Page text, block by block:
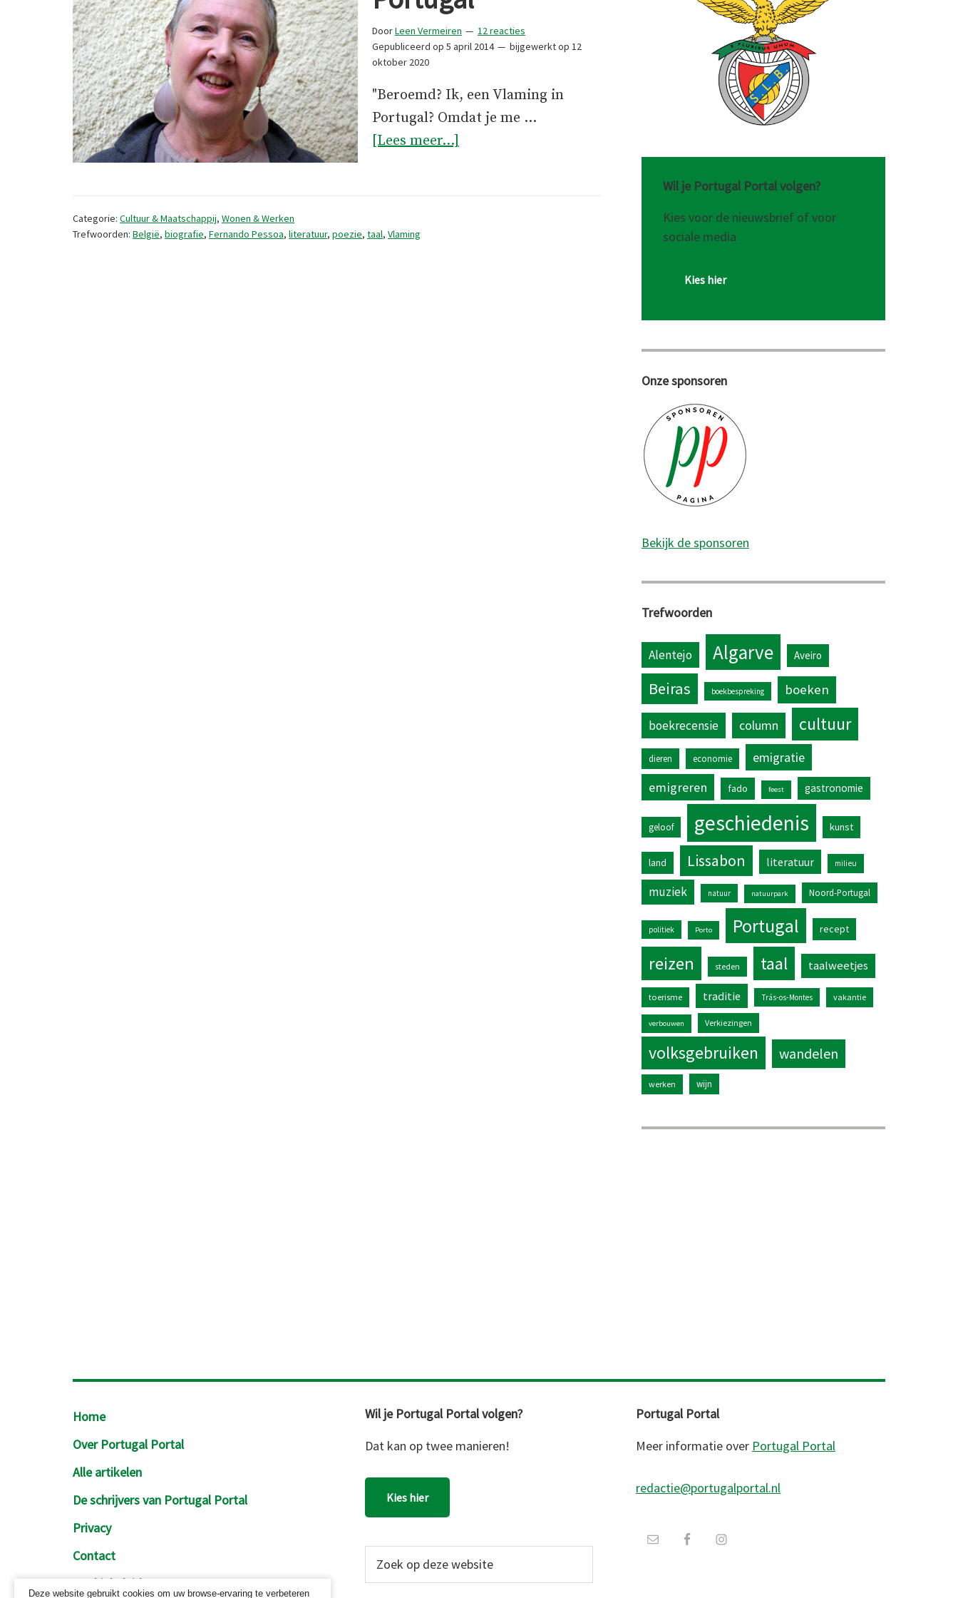
DoorLeen Vermeiren
12 reacties
Gepubliceerd op 5 april 2014 bijgewerkt op 12
oktober 2020
"Beroemd? Ik, een Vlaming in
Portugal? Omdat je me …
[Lees meer...]
Categorie: Cultuur & Maatschappij, Wonen & Werken
Trefwoorden: België, biografie, Fernando Pessoa, literatuur, poezie, taal, Vlaming
Wil je Portugal Portal volgen?
Kies voor de nieuwsbrief of voor
sociale media
Kies hier
Onze sponsoren
Bekijk de sponsoren
Trefwoorden
Alentejo Algarve Aveiro
Beiras boekbespreking boeken
boekrecensie column cultuur
dieren economie
emigratie
emigreren
fado feest gastronomie
geloof geschiedenis kunst
land Lissabon literatuur milieu
muziek natuur natuurpark Noord-Portugal
politiek Porto Portugal recept
reizen steden taal taalweetjes
toerisme traditie Trás-os-Montes vakantie
verbouwen Verkiezingen
volksgebruiken wandelen
werken wijn
Footer
Home
Over Portugal Portal
Alle artikelen
De schrijvers van Portugal Portal
Privacy
Contact
Cookiebeleid
Wil je Portugal Portal volgen?
Dat kan op twee manieren!
Kies hier
Portugal Portal
Meer informatie over Portugal Portal
redactie@portugalportal.nl
Deze website gebruikt cookies om uw browse-ervaring te verbeteren